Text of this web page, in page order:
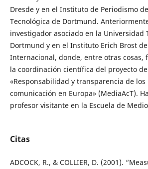
Dresde y en el Instituto de Periodismo
Tecnológica de Dortmund.
investigador asociado en la Universidad
Dortmund y en el Instituto Erich Brost
Internacional, donde, entre otras cosas,
la coordinación científica del proyecto de
«Responsabilidad y transparencia de los
comunicación en Europa» (MediaAcT).
profesor visitante en la Escuela de
Citas
ADCOCK, R., & COLLIER, D. (2001).